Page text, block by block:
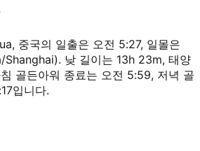
중국의 일출은 오전 5:27, 일몰은
Shanghai). 낮 길이는 13h 23m, 태양
골든아워 종료는 오전 5:59, 저녁 골
입니다.